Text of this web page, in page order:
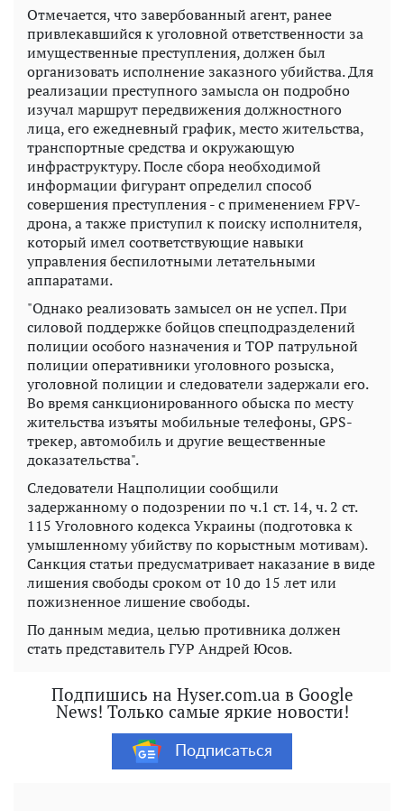
Отмечается, что завербованный агент, ранее
привлекавшийся к уголовной ответственности за
имущественные преступления, должен был
организовать исполнение заказного убийства. Для
реализации преступного замысла он подробно
изучал маршрут передвижения должностного
лица, его ежедневный график, место жительства,
транспортные средства и окружающую
инфраструктуру. После сбора необходимой
информации фигурант определил способ
совершения преступления - с применением FPV-
дрона, а также приступил к поиску исполнителя,
который имел соответствующие навыки
управления беспилотными летательными
аппаратами.
"Однако реализовать замысел он не успел. При
силовой поддержке бойцов спецподразделений
полиции особого назначения и ТОР патрульной
полиции оперативники уголовного розыска,
уголовной полиции и следователи задержали его.
Во время санкционированного обыска по месту
жительства изъяты мобильные телефоны, GPS-
трекер, автомобиль и другие вещественные
доказательства".
Следователи Нацполиции сообщили
задержанному о подозрении по ч.1 ст. 14, ч. 2 ст.
115 Уголовного кодекса Украины (подготовка к
умышленному убийству по корыстным мотивам).
Санкция статьи предусматривает наказание в виде
лишения свободы сроком от 10 до 15 лет или
пожизненное лишение свободы.
По данным медиа, целью противника должен
стать представитель ГУР Андрей Юсов.
Подпишись на Hyser.com.ua в Google
News! Только самые яркие новости!
Подписаться